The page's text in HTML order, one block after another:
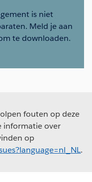
is niet
Meld je aan
te downloaden.
fouten op deze
informatie over
op
.